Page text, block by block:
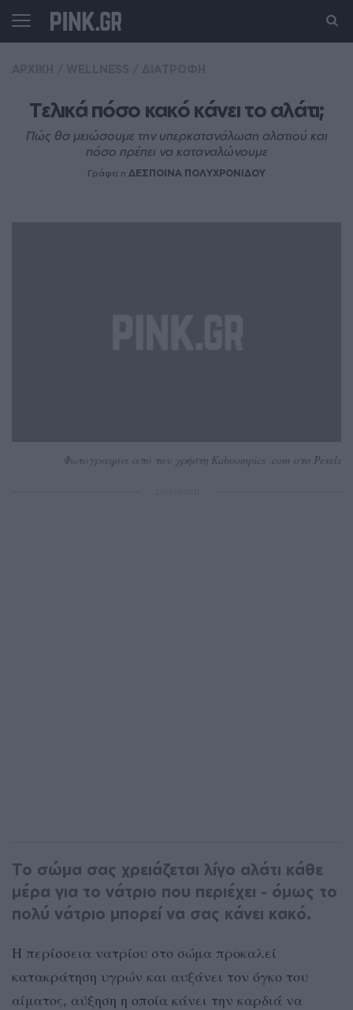
Τελικά πόσο κακό κάνει το αλάτι;
Πώς θα μειώσουμε την υπερκατανάλωση αλατιού και
πόσο πρέπει να καταναλώνουμε
Γράφει η ΔΕΣΠΟΙΝΑ ΠΟΛΥΧΡΟΝΙΔΟΥ
Φωτογραφία από τον χρήστη Kaboompics .com στο Pexels
Το σώμα σας χρειάζεται λίγο αλάτι κάθε
μέρα για το νάτριο που περιέχει - όμως το
πολύ νάτριο μπορεί να σας κάνει κακό.
H περίσσεια νατρίου στο σώμα προκαλεί
κατακράτηση υγρών και αυξάνει τον όγκο του
αίματος, αύξηση η οποία κάνει την καρδιά να